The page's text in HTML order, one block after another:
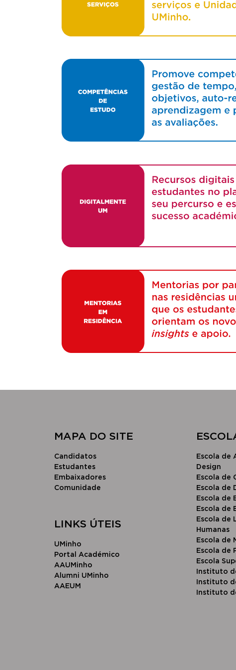
MAPA DO SITE
Candidatos
Estudantes
Embaixadores
Comunidade
LINKS ÚTEIS
UMinho
Portal Académico
AAUMinho
Alumni UMinho
AAEUM
Escola de
Design
Escola ​de
Escola d​e
Escola de
Escola de
Escola de
Humanas
Escola de
Escola de
Escola
Instituto
Instituto
Instituto